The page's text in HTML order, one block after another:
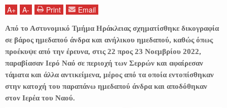
A+ A- Print Email
Από το Αστυνομικό Τμήμα Ηράκλειας σχηματίσθηκε δικογραφία
σε βάρος ημεδαπού άνδρα και ανήλικου ημεδαπού, καθώς όπως
προέκυψε από την έρευνα, στις 22 προς 23 Νοεμβρίου 2022,
παραβίασαν Ιερό Ναό σε περιοχή των Σερρών και αφαίρεσαν
τάματα και άλλα αντικείμενα, μέρος από τα οποία εντοπίσθηκαν
στην κατοχή του παραπάνω ημεδαπού άνδρα και αποδόθηκαν
στον Ιερέα του Ναού.